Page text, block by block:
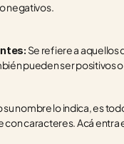
negativos.
Se refiere a aquellos
pueden ser positivos
su nombre lo indica, es
con caracteres. Acá entra